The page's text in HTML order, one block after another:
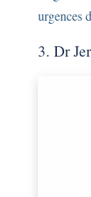
urgences
3. Dr